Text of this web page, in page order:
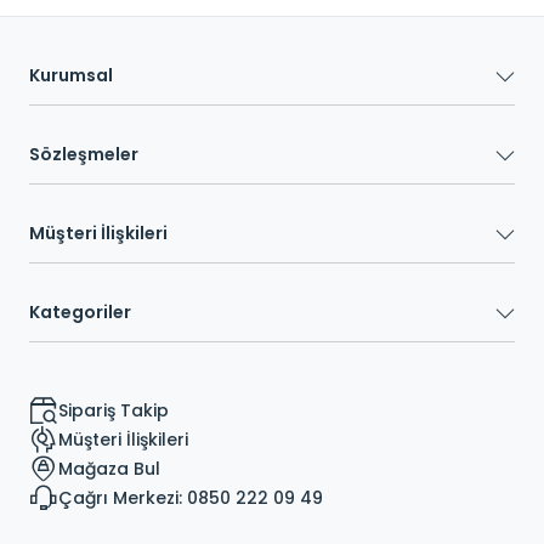
Kurumsal
Sözleşmeler
Müşteri İlişkileri
Kategoriler
Sipariş Takip
Müşteri İlişkileri
Mağaza Bul
Çağrı Merkezi: 0850 222 09 49